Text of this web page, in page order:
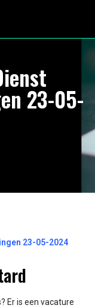
23-05-
23-05-2024
Er is een vacature